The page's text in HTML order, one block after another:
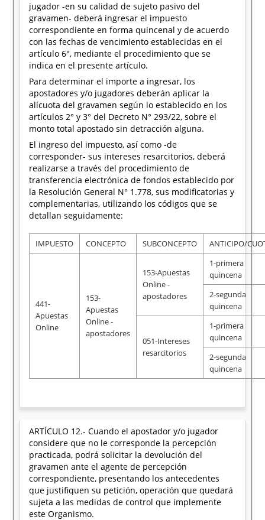
jugador -en su calidad de sujeto pasivo del
gravamen- deberá ingresar el impuesto
correspondiente en forma quincenal y de acuerdo
con las fechas de vencimiento establecidas en el
artículo 6°, mediante el procedimiento que se
indica en el presente artículo.
Para determinar el importe a ingresar, los
apostadores y/o jugadores deberán aplicar la
alícuota del gravamen según lo establecido en los
artículos 2° y 3° del Decreto N° 293/22, sobre el
monto total apostado sin detracción alguna.
El ingreso del impuesto, así como -de
corresponder- sus intereses resarcitorios, deberá
realizarse a través del procedimiento de
transferencia electrónica de fondos establecido por
la Resolución General N° 1.778, sus modificatorias y
complementarias, utilizando los códigos que se
detallan seguidamente:
IMPUESTO CONCEPTO SUBCONCEPTO ANTICIPO/
441-
Apuestas
Online
153-
Apuestas
Online -
apostadores
153-Apuestas
Online -
apostadores
1-primera
quincena
2-segunda
quincena
051-Intereses
resarcitorios
1-primera
quincena
2-segunda
quincena
ARTÍCULO 12.- Cuando el apostador y/o jugador
considere que no le corresponde la percepción
practicada, podrá solicitar la devolución del
gravamen ante el agente de percepción
correspondiente, presentando los antecedentes
que justifiquen su petición, operación que quedará
sujeta a las medidas de control que implemente
este Organismo.